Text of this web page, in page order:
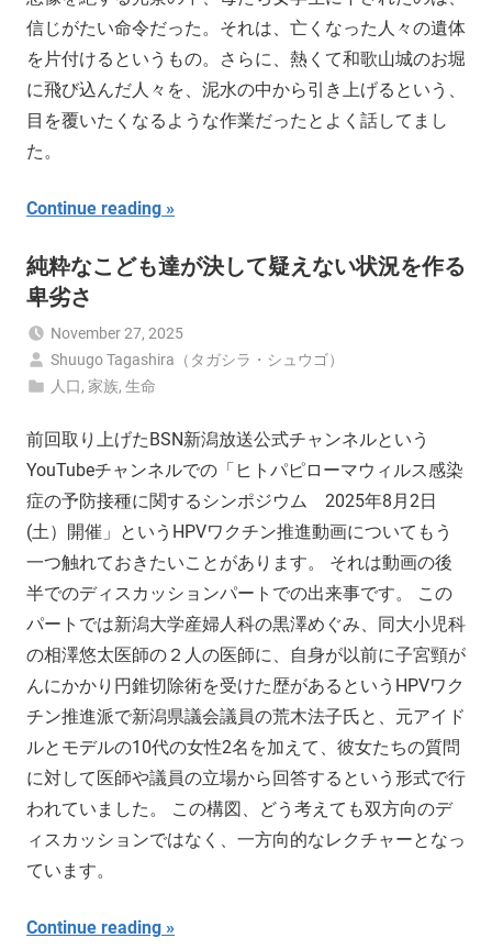
信じがたい命令だった。それは、亡くなった人々の遺体
を片付けるというもの。さらに、熱くて和歌山城のお堀
に飛び込んだ人々を、泥水の中から引き上げるという、
目を覆いたくなるような作業だったとよく話してまし
た。
Continue reading
純粋なこども達が決して疑えない状況を作る
卑劣さ
November 27, 2025
Shuugo Tagashira（タガシラ・シュウゴ）
人口,家族,生命
前回取り上げたBSN新潟放送公式チャンネルという
YouTubeチャンネルでの「ヒトパピローマウィルス感染
症の予防接種に関するシンポジウム 2025年8月2日
(土）開催」というHPVワクチン推進動画についてもう
一つ触れておきたいことがあります。 それは動画の後
半でのディスカッションパートでの出来事です。 この
パートでは新潟大学産婦人科の黒澤めぐみ、同大小児科
の相澤悠太医師の２人の医師に、自身が以前に子宮頸が
んにかかり円錐切除術を受けた歴があるというHPVワク
チン推進派で新潟県議会議員の荒木法子氏と、元アイド
ルとモデルの10代の女性2名を加えて、彼女たちの質問
に対して医師や議員の立場から回答するという形式で行
われていました。 この構図、どう考えても双方向のデ
ィスカッションではなく、一方向的なレクチャーとなっ
ています。
Continue reading